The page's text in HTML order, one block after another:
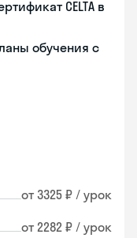
CELTA в
обучения с
от 3325 ₽ / урок
от 2282 ₽ / урок